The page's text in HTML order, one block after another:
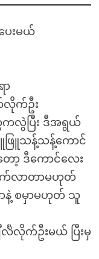
ေးမယ်
ာ
လိုက်ဦး
လွဲပြီး ဒီအရွယ်
ဖြူသန့်သန့်ကောင်
ာ့ ဒီကောင်လေး
က်လာတာမဟုတ်
နဲ့ စမှာမဟုတ် သူ
လိုက်ဦးမယ် ပြီးမှ